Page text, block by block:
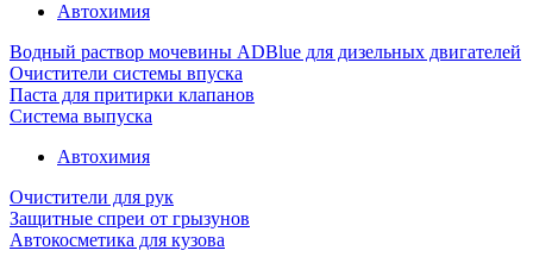
Автохимия
Водный раствор мочевины ADBlue для дизельных двигателей
Очистители системы впуска
Паста для притирки клапанов
Система выпуска
Автохимия
Очистители для рук
Защитные спреи от грызунов
Автокосметика для кузова